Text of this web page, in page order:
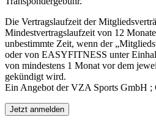
Die Vertragslaufzeit der
Mindestvertragslaufzeit von 12
unbestimmte Zeit, wenn der
oder von EASYFITNESS unter
von mindestens 1 Monat vor dem
gekündigt wird.
Ein Angebot der VZA Sports GmbH